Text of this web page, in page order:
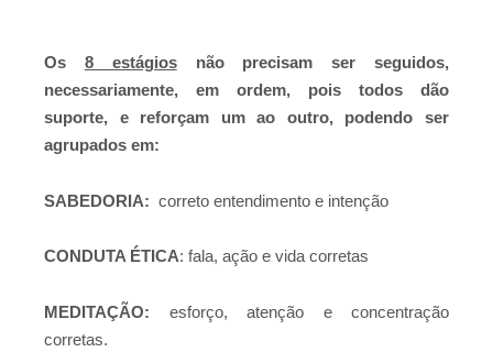
Os 8 estágiosnão precisam ser seguidos,
necessariamente, em ordem, pois todos dão
suporte, e reforçam um ao outro, podendo ser
agrupados em:
SABEDORIA: correto entendimento e intenção
CONDUTA ÉTICA: fala, ação e vida corretas
MEDITAÇÃO: esforço, atenção e concentração
corretas.